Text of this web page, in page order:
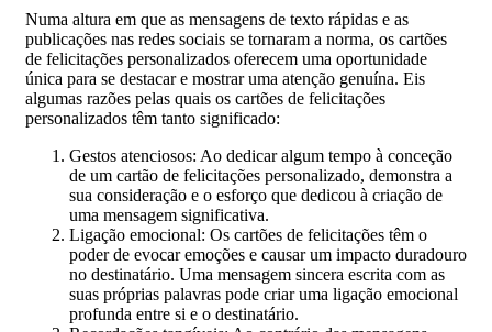
Numa altura em que as mensagens de texto rápidas e as
publicações nas redes sociais se tornaram a norma, os cartões
de felicitações personalizados oferecem uma oportunidade
única para se destacar e mostrar uma atenção genuína. Eis
algumas razões pelas quais os cartões de felicitações
personalizados têm tanto significado:
Gestos atenciosos: Ao dedicar algum tempo à conceção
de um cartão de felicitações personalizado, demonstra a
sua consideração e o esforço que dedicou à criação de
uma mensagem significativa.
Ligação emocional: Os cartões de felicitações têm o
poder de evocar emoções e causar um impacto duradouro
no destinatário. Uma mensagem sincera escrita com as
suas próprias palavras pode criar uma ligação emocional
profunda entre si e o destinatário.